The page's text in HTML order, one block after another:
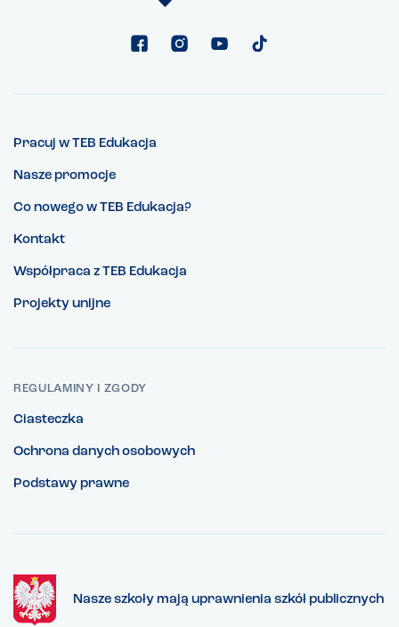
Pracuj w TEB Edukacja
Nasze promocje
Co nowego w TEB Edukacja?
Kontakt
Współpraca z TEB Edukacja
Projekty unijne
REGULAMINY I ZGODY
Ciasteczka
Ochrona danych osobowych
Podstawy prawne
Nasze szkoły mają uprawnienia szkół publicznych